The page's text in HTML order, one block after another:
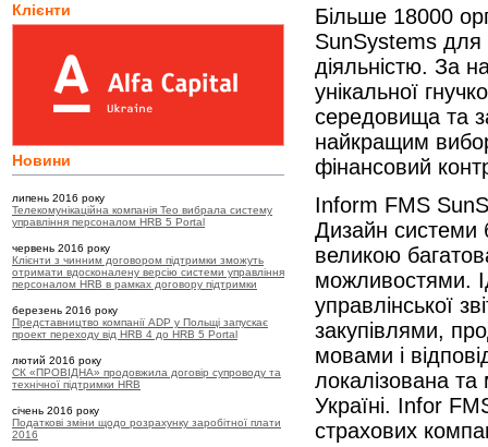
Клієнти
Новини
липень 2016 року
Телекомунікаційна компанія Teo вибрала систему
управління персоналом HRB 5 Portal
червень 2016 року
Клієнти з чинним договором підтримки зможуть
отримати вдосконалену версію системи управління
персоналом HRB в рамках договору підтримки
березень 2016 року
Представництво компанії ADP у Польщі запускає
проект переходу від HRB 4 до HRB 5 Portal
лютий 2016 року
СК «ПРОВІДНА» продовжила договір супроводу та
технічної підтримки HRB
січень 2016 року
Податкові зміни щодо розрахунку заробітної плати
2016
Більше 18000
SunSystems для
діяльністю. За
унікальної
середовища та
найкращим
фінансовий
Inform FMS
Дизайн системи
великою
можливостями.
управлінської
закупівлями,
мовами і
локалізована та
Україні. Infor
страхових